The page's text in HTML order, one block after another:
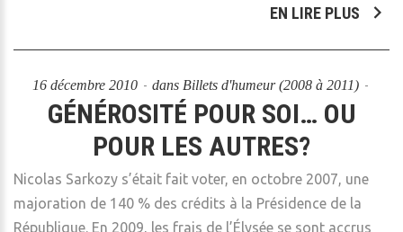
EN LIRE PLUS
16 décembre 2010 dans Billets d'humeur (2008 à 2011)
GÉNÉROSITÉ POUR SOI… OU
POUR LES AUTRES?
Nicolas Sarkozy s’était fait voter, en octobre 2007, une
majoration de 140 % des crédits à la Présidence de la
République. En 2009, les frais de l’Élysée se sont accrus